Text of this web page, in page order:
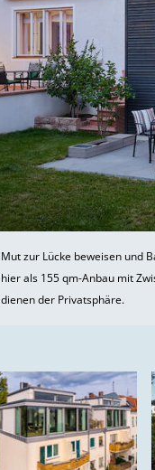
Mut zur Lücke beweisen und
hier als 155 qm-Anbau mit
dienen der Privatsphäre.